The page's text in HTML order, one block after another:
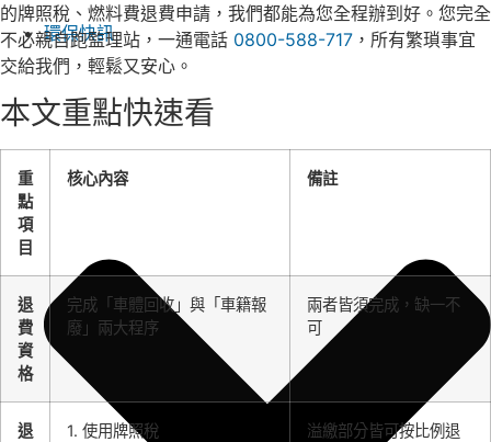
環保快訊
的牌照稅、燃料費退費申請，我們都能為您全程辦到好。您完全
不必親自跑監理站，一通電話 0800-588-717 ，所有繁瑣事宜
交給我們，輕鬆又安心。
本文重點快速看
重
點
項
目
核心內容 備註
退
費
資
格
完成「車體回收」與「車籍報
廢」兩大程序
兩者皆須完成，缺一不
可
退
1. 使用牌照稅
溢繳部分皆可按比例退